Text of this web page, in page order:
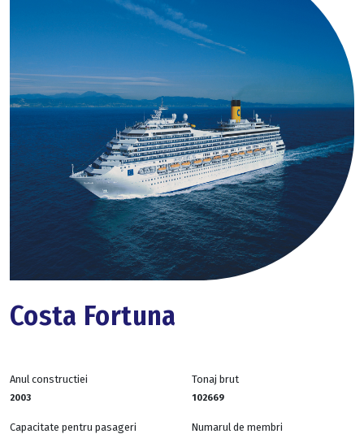
Costa Fortuna
Anul constructiei
2003
Tonaj brut
102669
Capacitate pentru pasageri Numarul de membri